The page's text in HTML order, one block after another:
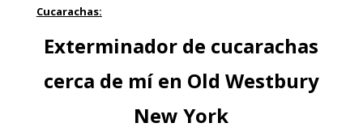
Cucarachas:
Exterminador de cucarachas
cerca de mí en Old Westbury
New York